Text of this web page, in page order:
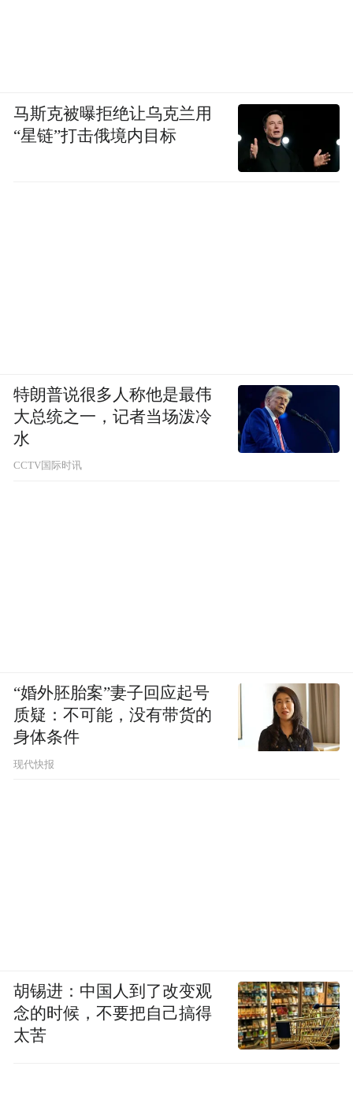
马斯克被曝拒绝让乌克兰用
“星链”打击俄境内目标
特朗普说很多人称他是最伟
大总统之一，记者当场泼冷
水
CCTV国际时讯
“婚外胚胎案”妻子回应起号
质疑：不可能，没有带货的
身体条件
现代快报
胡锡进：中国人到了改变观
念的时候，不要把自己搞得
太苦